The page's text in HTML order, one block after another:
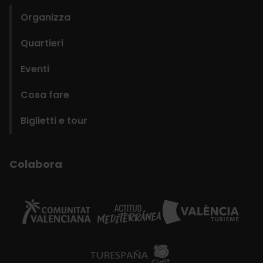
Organizza
Quartieri
Eventi
Cosa fare
Biglietti e tour
Colabora